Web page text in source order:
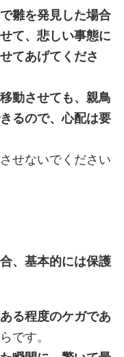
雛を発見した場合
て、悲しい事態に
てあげてくださ
動させても、親鳥
るので、心配は要
せないでください
、基本的には保護
る程度のケガであ
です。